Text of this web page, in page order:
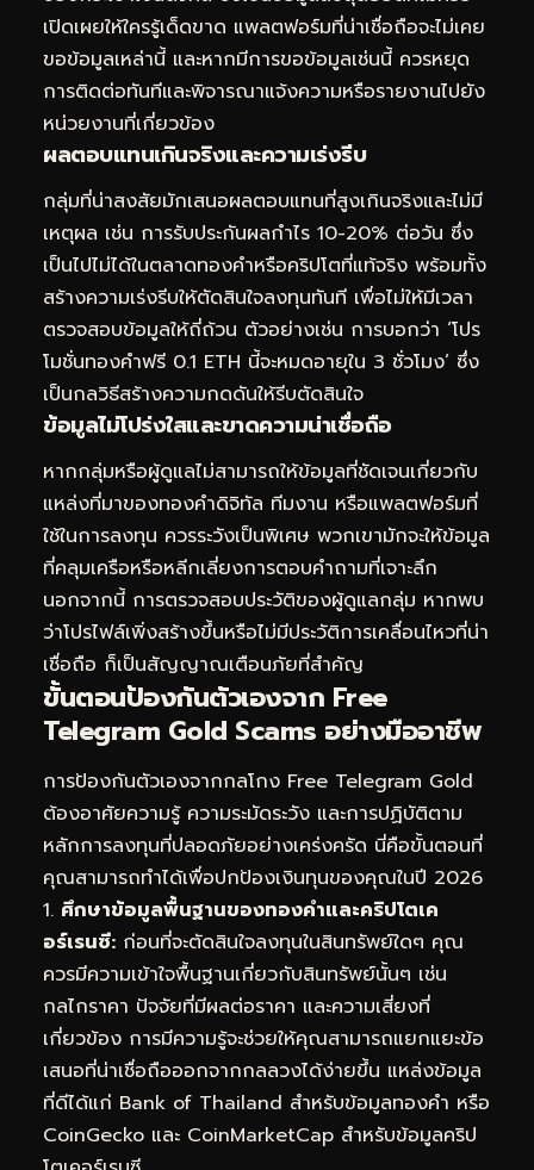
เปิดเผยให้ใครรู้เด็ดขาด แพลตฟอร์มที่น่าเชื่อถือจะไม่เคย
ขอข้อมูลเหล่านี้ และหากมีการขอข้อมูลเช่นนี้ ควรหยุด
การติดต่อทันทีและพิจารณาแจ้งความหรือรายงานไปยัง
หน่วยงานที่เกี่ยวข้อง
ผลตอบแทนเกินจริงและความเร่งรีบ
กลุ่มที่น่าสงสัยมักเสนอผลตอบแทนที่สูงเกินจริงและไม่มี
เหตุผล เช่น การรับประกันผลกำไร 10-20% ต่อวัน ซึ่ง
เป็นไปไม่ได้ในตลาดทองคำหรือคริปโตที่แท้จริง พร้อมทั้ง
สร้างความเร่งรีบให้ตัดสินใจลงทุนทันที เพื่อไม่ให้มีเวลา
ตรวจสอบข้อมูลให้ถี่ถ้วน ตัวอย่างเช่น การบอกว่า ‘โปร
โมชั่นทองคำฟรี 0.1 ETH นี้จะหมดอายุใน 3 ชั่วโมง’ ซึ่ง
เป็นกลวิธีสร้างความกดดันให้รีบตัดสินใจ
ข้อมูลไม่โปร่งใสและขาดความน่าเชื่อถือ
หากกลุ่มหรือผู้ดูแลไม่สามารถให้ข้อมูลที่ชัดเจนเกี่ยวกับ
แหล่งที่มาของทองคำดิจิทัล ทีมงาน หรือแพลตฟอร์มที่
ใช้ในการลงทุน ควรระวังเป็นพิเศษ พวกเขามักจะให้ข้อมูล
ที่คลุมเครือหรือหลีกเลี่ยงการตอบคำถามที่เจาะลึก
นอกจากนี้ การตรวจสอบประวัติของผู้ดูแลกลุ่ม หากพบ
ว่าโปรไฟล์เพิ่งสร้างขึ้นหรือไม่มีประวัติการเคลื่อนไหวที่น่า
เชื่อถือ ก็เป็นสัญญาณเตือนภัยที่สำคัญ
ขั้นตอนป้องกันตัวเองจาก Free
Telegram Gold Scams อย่างมืออาชีพ
การป้องกันตัวเองจากกลโกง Free Telegram Gold
ต้องอาศัยความรู้ ความระมัดระวัง และการปฏิบัติตาม
หลักการลงทุนที่ปลอดภัยอย่างเคร่งครัด นี่คือขั้นตอนที่
คุณสามารถทำได้เพื่อปกป้องเงินทุนของคุณในปี 2026
1. ศึกษาข้อมูลพื้นฐานของทองคำและคริปโตเค
อร์เรนซี: ก่อนที่จะตัดสินใจลงทุนในสินทรัพย์ใดๆ คุณ
ควรมีความเข้าใจพื้นฐานเกี่ยวกับสินทรัพย์นั้นๆ เช่น
กลไกราคา ปัจจัยที่มีผลต่อราคา และความเสี่ยงที่
เกี่ยวข้อง การมีความรู้จะช่วยให้คุณสามารถแยกแยะข้อ
เสนอที่น่าเชื่อถือออกจากกลลวงได้ง่ายขึ้น แหล่งข้อมูล
ที่ดีได้แก่ Bank of Thailand สำหรับข้อมูลทองคำ หรือ
CoinGecko และ CoinMarketCap สำหรับข้อมูลคริป